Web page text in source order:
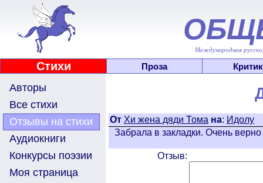
Международная
Стихи Проза
Авторы
Все стихи
Отзывы на стихи
Аудиокниги
Конкурсы поэзии
Моя страница
От Хи жена дяди Тома на: Идолу
Забрала в закладки. Очень
Отзыв: